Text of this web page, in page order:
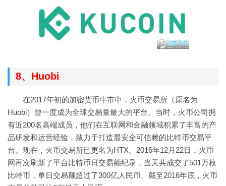
8、Huobi
在2017年初的加密货币牛市中，火币交易所（原名为
Huobi）曾一度成为全球交易量最大的平台。当时，火币公司拥
有近200名高端成员，他们在互联网和金融领域积累了丰富的产
品研发和运营经验，致力于打造最安全可信赖的比特币交易平
台。现在，火币交易所已更名为HTX。2016年12月22日，火币
网再次刷新了平台比特币日交易额纪录，当天共成交了501万枚
比特币，单日交易额超过了300亿人民币。截至2016年底，火币